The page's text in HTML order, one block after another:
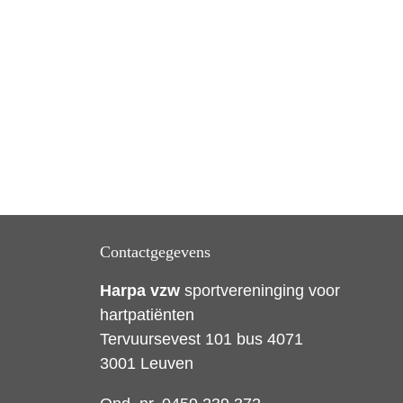
Contactgegevens
Harpa vzw sportvereninging voor
hartpatiënten
Tervuursevest 101 bus 4071
3001 Leuven